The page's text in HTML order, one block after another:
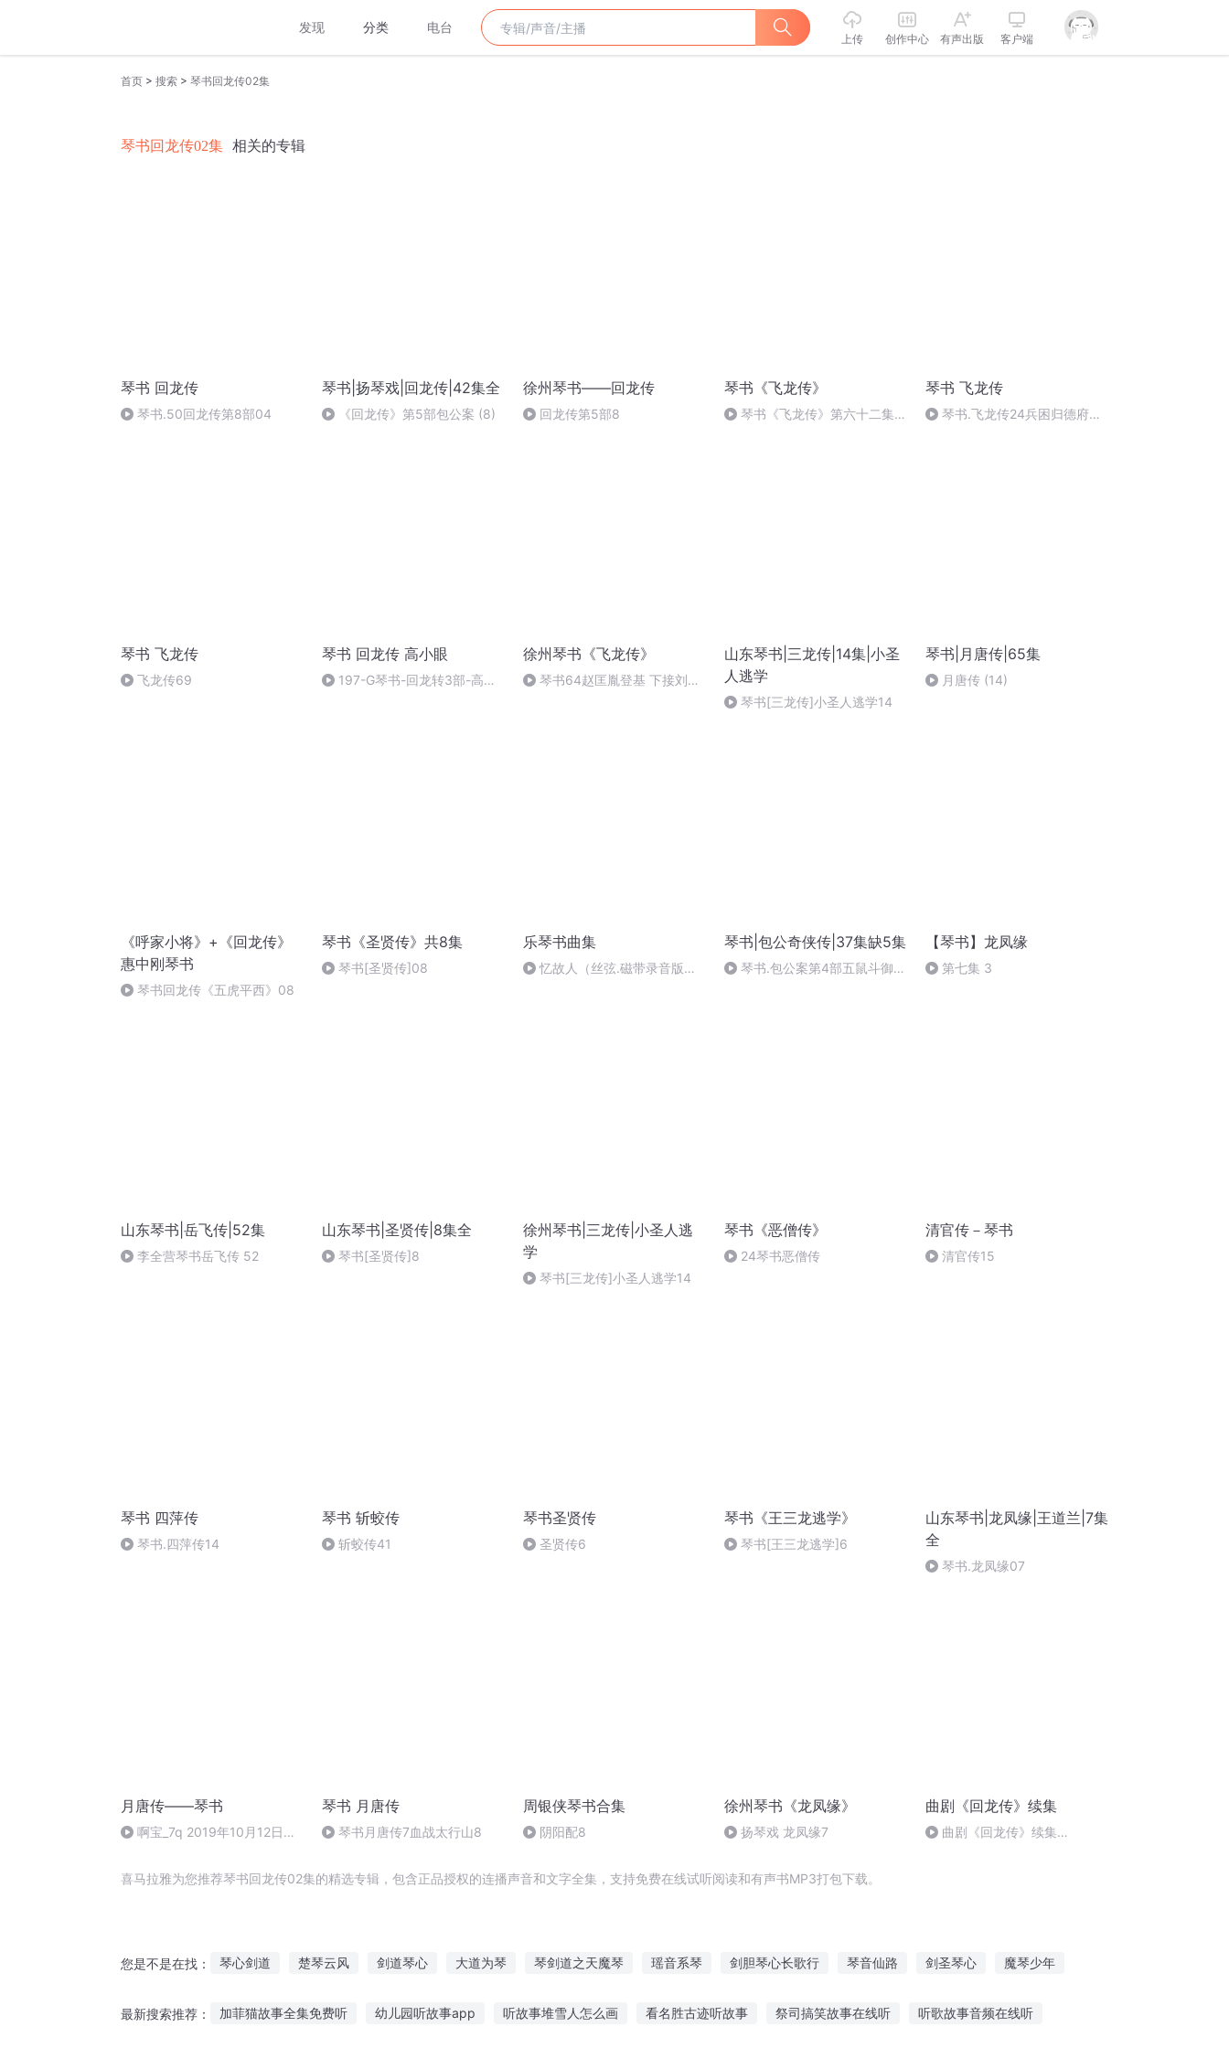
发现 分类 电台
上传 创作中心 有声出版 客户端
首页 > 搜索 > 琴书回龙传02集
琴书回龙传02集 相关的专辑
琴书 回龙传
琴书.50回龙传第8部04
琴书|扬琴戏|回龙传|42集全
《回龙传》第5部包公案 (8)
徐州琴书——回龙传
回龙传第5部8
琴书《飞龙传》
琴书《飞龙传》第六十二集
琴书 飞龙传
琴书.飞龙传24兵困归德府
琴书 飞龙传
飞龙传69
琴书 回龙传 高小眼
197-G琴书-回龙转3部-高小
徐州琴书《飞龙传》
琴书64赵匡胤登基 下接刘金
山东琴书|三龙传|14集|小圣
人逃学
琴书[三龙传]小圣人逃学14
琴书|月唐传|65集
月唐传 (14)
《呼家小将》+《回龙传》
惠中刚琴书
琴书回龙传《五虎平西》08
琴书《圣贤传》共8集
琴书[圣贤传]08
乐琴书曲集
忆故人（丝弦.磁带录音版
琴书|包公奇侠传|37集缺5集
琴书.包公案第4部五鼠斗御猫
【琴书】龙凤缘
第七集 3
山东琴书|岳飞传|52集
李全营琴书岳飞传 52
山东琴书|圣贤传|8集全
琴书[圣贤传]8
徐州琴书|三龙传|小圣人逃
学
琴书[三龙传]小圣人逃学14
琴书《恶僧传》
24琴书恶僧传
清官传－琴书
清官传15
琴书 四萍传
琴书.四萍传14
琴书 斩蛟传
斩蛟传41
琴书圣贤传
圣贤传6
琴书《王三龙逃学》
琴书[王三龙逃学]6
山东琴书|龙凤缘|王道兰|7集
全
琴书.龙凤缘07
月唐传——琴书
啊宝_7q 2019年10月12日
琴书 月唐传
琴书月唐传7血战太行山8
周银侠琴书合集
阴阳配8
徐州琴书《龙凤缘》
扬琴戏 龙凤缘7
曲剧《回龙传》续集
曲剧《回龙传》续集
喜马拉雅为您推荐琴书回龙传02集的精选专辑，包含正品授权的连播声音和文字全集，支持免费在线试听阅读和有声书MP3打包下载。
您是不是在找： 琴心剑道 楚琴云风 剑道琴心 大道为琴 琴剑道之天魔琴 瑶音系琴 剑胆琴心长歌行 琴音仙路 剑圣琴心 魔琴少年
最新搜索推荐： 加菲猫故事全集免费听 幼儿园听故事app 听故事堆雪人怎么画 看名胜古迹听故事 祭司搞笑故事在线听 听歌故事音频在线听